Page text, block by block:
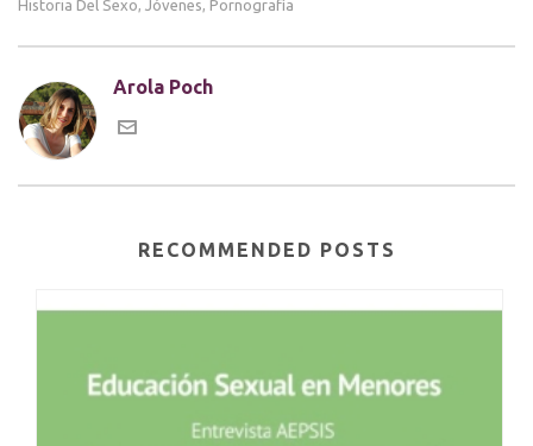
Historia Del Sexo, Jóvenes, Pornografía
Arola Poch
RECOMMENDED POSTS